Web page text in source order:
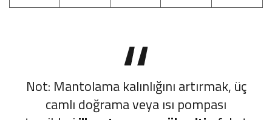
Not: Mantolama kalınlığını artırmak, üç
camlı doğrama veya ısı pompası